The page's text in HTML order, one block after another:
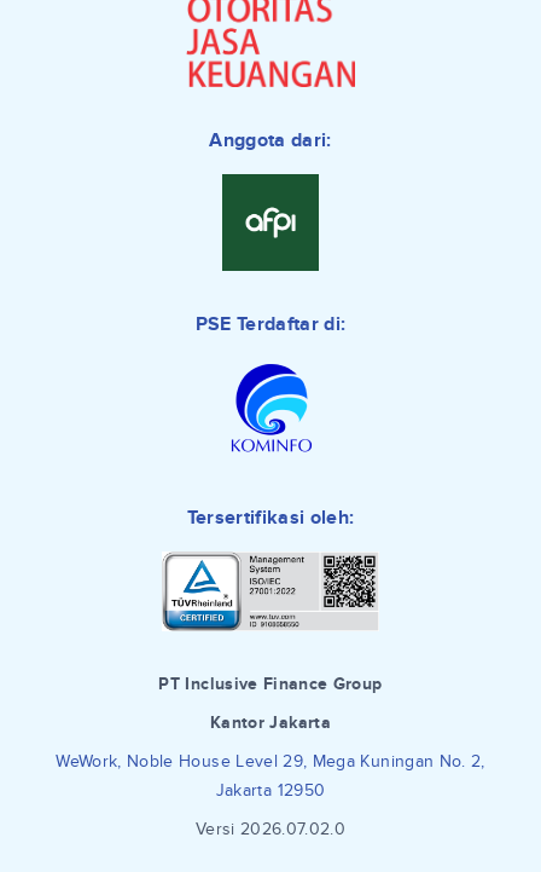
Anggota dari:
PSE Terdaftar di:
Tersertifikasi oleh:
PT Inclusive Finance Group
Kantor Jakarta
WeWork, Noble House Level 29, Mega Kuningan No. 2,
Jakarta 12950
Versi 2026.07.02.0